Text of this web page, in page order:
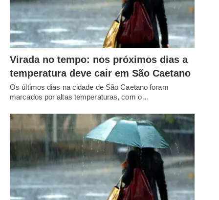
Virada no tempo: nos próximos dias a
temperatura deve cair em São Caetano
Os últimos dias na cidade de São Caetano foram
marcados por altas temperaturas, com o…